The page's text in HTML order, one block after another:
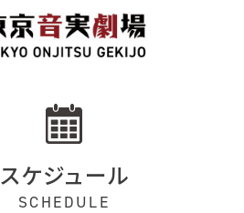
スケジュール
SCHEDULE